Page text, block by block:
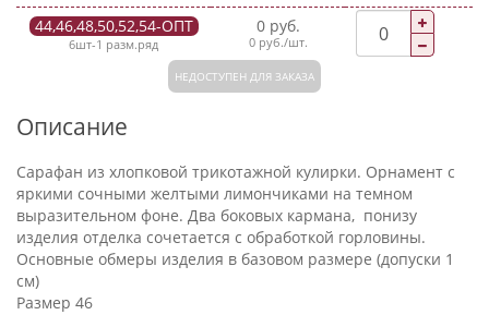
44,46,48,50,52,54-ОПТ
6шт-1 разм.ряд
0 руб.
0 руб./шт.
НЕДОСТУПЕН ДЛЯ ЗАКАЗА
Описание
Сарафан из хлопковой трикотажной кулирки. Орнамент с
яркими сочными желтыми лимончиками на темном
выразительном фоне. Два боковых кармана, понизу
изделия отделка сочетается с обработкой горловины.
Основные обмеры изделия в базовом размере (допуски 1
см)
Размер 46